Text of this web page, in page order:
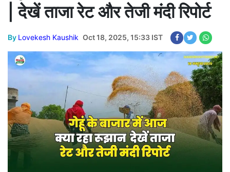
| देखें ताजा रेट और तेजी मंदी रिपोर्ट
By Lovekesh Kaushik Oct 18, 2025, 15:33 IST